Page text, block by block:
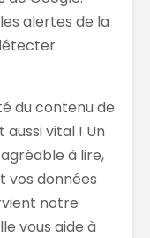
alertes de la
du contenu de
vital ! Un
à lire,
vos données
notre
vous aide à